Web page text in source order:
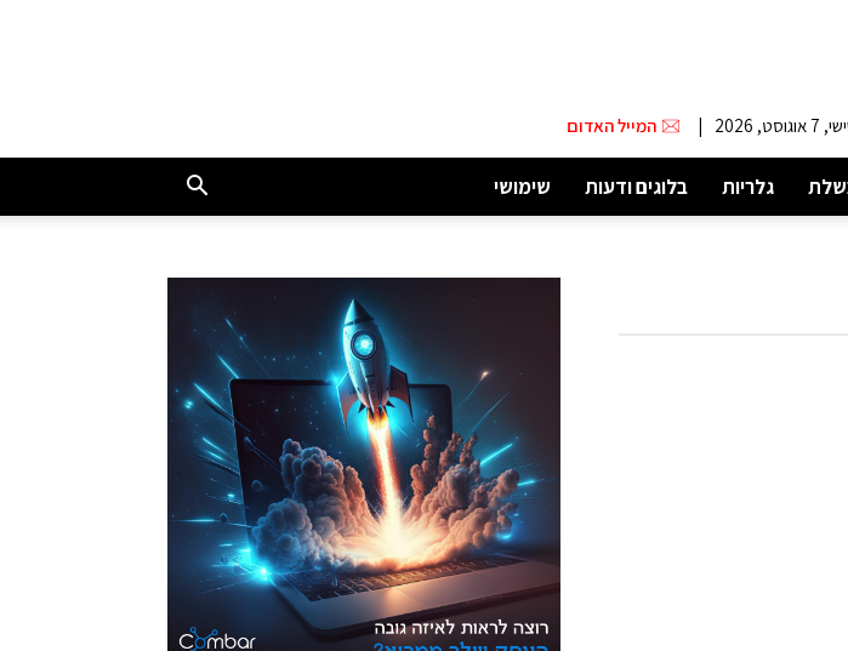
2026
| המייל האדום
גלריות בלוגים ודעות שימושי